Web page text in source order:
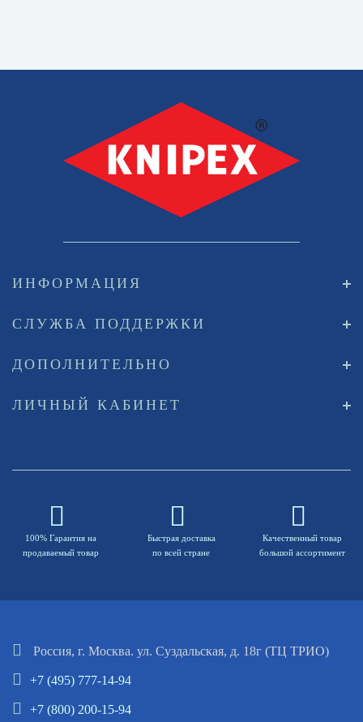
ИНФОРМАЦИЯ
СЛУЖБА ПОДДЕРЖКИ
ДОПОЛНИТЕЛЬНО
ЛИЧНЫЙ КАБИНЕТ
100% Гарантия на
продаваемый товар
Быстрая доставка
по всей стране
Качественный товар
большой ассортимент
Россия, г. Москва. ул. Суздальская, д. 18г (ТЦ ТРИО)
+7 (495) 777-14-94
+7 (800) 200-15-94